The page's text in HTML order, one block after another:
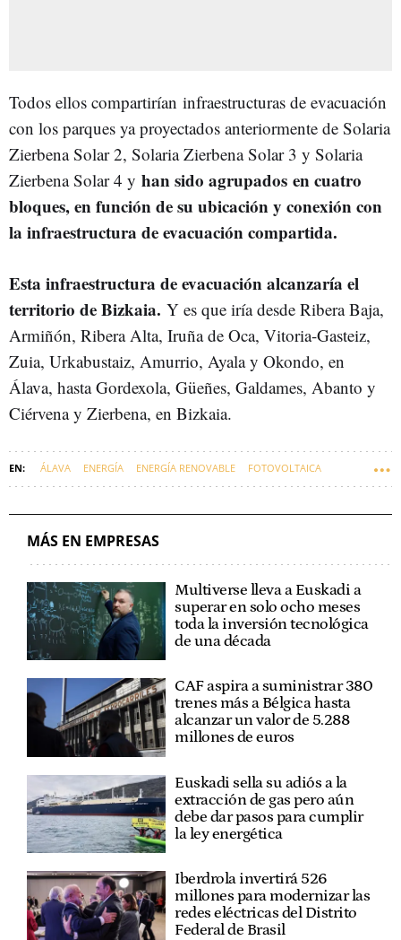
Todos ellos compartirían infraestructuras de evacuación
con los parques ya proyectados anteriormente de Solaria
Zierbena Solar 2, Solaria Zierbena Solar 3 y Solaria
Zierbena Solar 4 y han sido agrupados en cuatro
bloques, en función de su ubicación y conexión con
la infraestructura de evacuación compartida.
Esta infraestructura de evacuación alcanzaría el
territorio de Bizkaia. Y es que iría desde Ribera Baja,
Armiñón, Ribera Alta, Iruña de Oca, Vitoria-Gasteiz,
Zuia, Urkabustaiz, Amurrio, Ayala y Okondo, en
Álava, hasta Gordexola, Güeñes, Galdames, Abanto y
Ciérvena y Zierbena, en Bizkaia.
ÁLAVA ENERGÍA ENERGÍA RENOVABLE FOTOVOLTAICA
MÁS EN EMPRESAS
Multiverse lleva a Euskadi a
superar en solo ocho meses
toda la inversión tecnológica
de una década
CAF aspira a suministrar 380
trenes más a Bélgica hasta
alcanzar un valor de 5.288
millones de euros
Euskadi sella su adiós a la
extracción de gas pero aún
debe dar pasos para cumplir
la ley energética
Iberdrola invertirá 526
millones para modernizar las
redes eléctricas del Distrito
Federal de Brasil